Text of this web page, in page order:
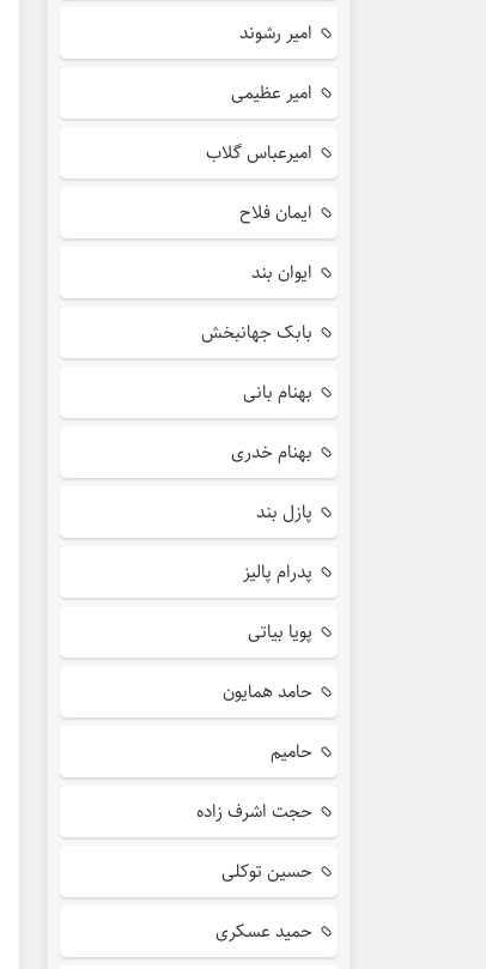
امیر رشوند
امیر عظیمی
امیرعباس گلاب
ایمان فلاح
ایوان بند
بابک جهانبخش
بهنام بانی
بهنام خدری
پازل بند
پدرام پالیز
پویا بیاتی
حامد همایون
حامیم
حجت اشرف زاده
حسین توکلی
حمید عسکری